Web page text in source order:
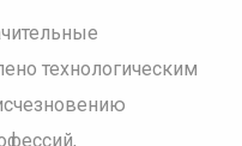
технологическим